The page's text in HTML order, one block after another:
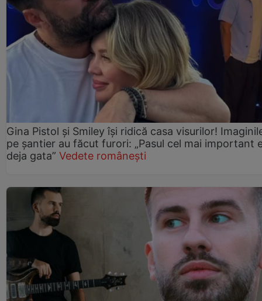
Gina Pistol și Smiley își ridică casa visurilor!
pe șantier au făcut furori: „Pasul cel mai important
deja gata” Vedete românești